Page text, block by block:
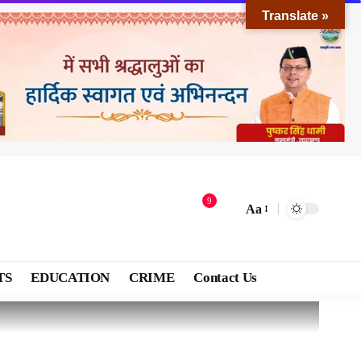
9
Aa
EDUCATION CRIME Contact Us
Translate »